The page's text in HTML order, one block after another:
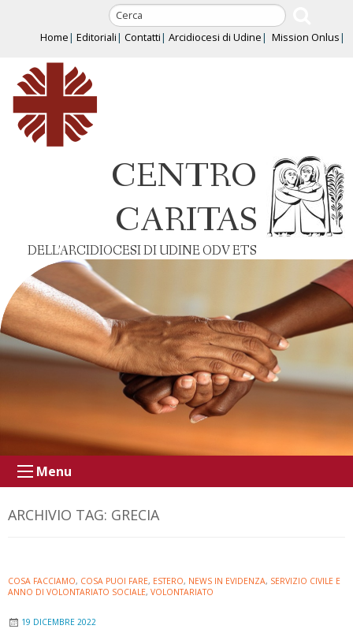
content
Home Editoriali Contatti Arcidiocesi di Udine Mission Onlus
CENTRO
CARITAS
DELL’ARCIDIOCESI DI UDINE ODV ETS
Menu
ARCHIVIO TAG: GRECIA
COSA FACCIAMO, COSA PUOI FARE, ESTERO, NEWS IN EVIDENZA, SERVIZIO CIVILE E
ANNO DI VOLONTARIATO SOCIALE, VOLONTARIATO
19 DICEMBRE 2022